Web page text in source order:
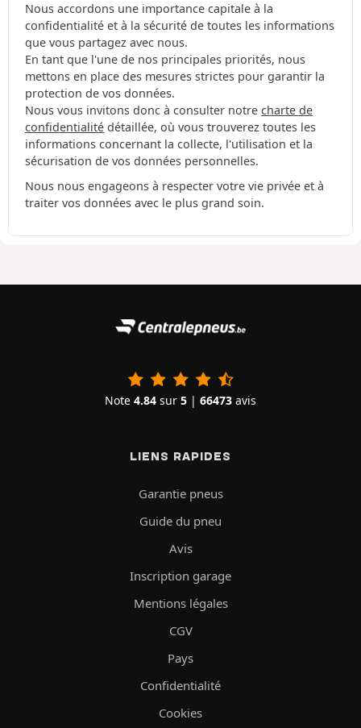
Nous accordons une importance capitale à la
confidentialité et à la sécurité de toutes les informations
que vous partagez avec nous.
En tant que l'une de nos principales priorités, nous
mettons en place des mesures strictes pour garantir la
protection de vos données.
Nous vous invitons donc à consulter notre charte de
confidentialité détaillée, où vous trouverez toutes les
informations concernant la collecte, l'utilisation et la
sécurisation de vos données personnelles.
Nous nous engageons à respecter votre vie privée et à
traiter vos données avec le plus grand soin.
Note 4.84 sur 5 | 66473 avis
LIENS RAPIDES
Garantie pneus
Guide du pneu
Avis
Inscription garage
Mentions légales
CGV
Pays
Confidentialité
Cookies